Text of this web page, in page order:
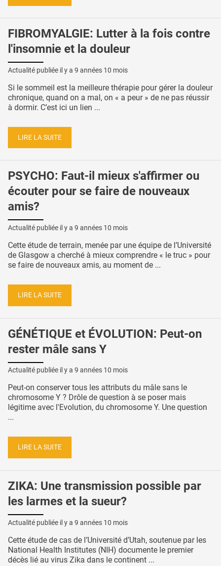
FIBROMYALGIE: Lutter à la fois contre
l'insomnie et la douleur
Actualité publiée il y a 9 années 10 mois
Si le sommeil est la meilleure thérapie pour gérer la douleur
chronique, quand on a mal, on « a peur » de ne pas réussir
à dormir. C’est ici un lien ...
LIRE LA SUITE
PSYCHO: Faut-il mieux s'affirmer ou
écouter pour se faire de nouveaux
amis?
Actualité publiée il y a 9 années 10 mois
Cette étude de terrain, menée par une équipe de l’Université
de Glasgow a cherché à mieux comprendre « le truc » pour
se faire de nouveaux amis, au moment de ...
LIRE LA SUITE
GÉNÉTIQUE et ÉVOLUTION: Peut-on
rester mâle sans Y
Actualité publiée il y a 9 années 10 mois
Peut-on conserver tous les attributs du mâle sans le
chromosome Y ? Drôle de question à se poser mais
légitime avec l'Evolution, du chromosome Y. Une question
...
LIRE LA SUITE
ZIKA: Une transmission possible par
les larmes et la sueur?
Actualité publiée il y a 9 années 10 mois
Cette étude de cas de l’Université d’Utah, soutenue par les
National Health Institutes (NIH) documente le premier
décès lié au virus Zika dans le continent ...